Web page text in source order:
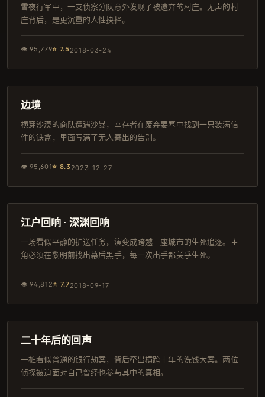
雪夜行军中，一支侦察分队意外发现了被遗弃的村庄。无声的村
庄背后，是更沉重的人性抉择。
👁95,779⭐ 7.52018-03-24
导演剪辑版
边境
横穿沙漠的商队遭遇沙暴，幸存者在废弃要塞中找到一只装满信
件的铁盒，里面写满了无人寄出的告别。
👁95,601⭐ 8.32023-12-27
连载中
江户回响 · 深渊回响
一场看似平静的护送任务，演变成跨越三座城市的生死追逐。主
角必须在黎明前找出幕后黑手，每一次出手都关乎生死。
👁94,812⭐ 7.72018-09-17
日本
二十年后的回声
一桩看似普通的银行劫案，背后牵出横跨十年的洗钱大案。两位
侦探被迫面对自己曾经也参与其中的真相。